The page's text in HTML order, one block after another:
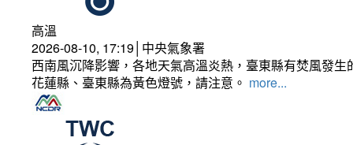
高溫
2026-08-10, 17:19│中央氣象署
西南風沉降影響，各地天氣高溫炎熱，臺東縣有焚風發
花蓮縣、臺東縣為黃色燈號，請注意。 more...